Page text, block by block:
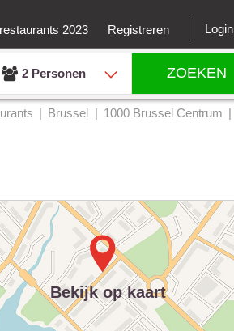
2023 Registreren Login
2 Personen ZOEKEN
Brussel 1000 Brussel Centrum
Bekijk op kaart